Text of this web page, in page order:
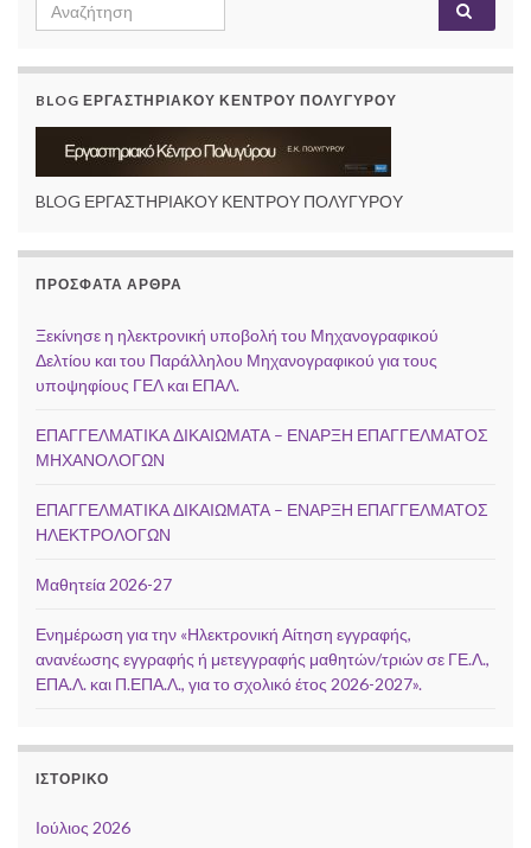
for:
BLOG ΕΡΓΑΣΤΗΡΙΑΚΟΥ ΚΕΝΤΡΟΥ ΠΟΛΥΓΥΡΟΥ
BLOG ΕΡΓΑΣΤΗΡΙΑΚΟΥ ΚΕΝΤΡΟΥ ΠΟΛΥΓΥΡΟΥ
ΠΡΌΣΦΑΤΑ ΆΡΘΡΑ
Ξεκίνησε η ηλεκτρονική υποβολή του Μηχανογραφικού
Δελτίου και του Παράλληλου Μηχανογραφικού για τους
υποψηφίους ΓΕΛ και ΕΠΑΛ.
ΕΠΑΓΓΕΛΜΑΤΙΚΑ ΔΙΚΑΙΩΜΑΤΑ – ΕΝΑΡΞΗ ΕΠΑΓΓΕΛΜΑΤΟΣ
ΜΗΧΑΝΟΛΟΓΩΝ
ΕΠΑΓΓΕΛΜΑΤΙΚΑ ΔΙΚΑΙΩΜΑΤΑ – ΕΝΑΡΞΗ ΕΠΑΓΓΕΛΜΑΤΟΣ
ΗΛΕΚΤΡΟΛΟΓΩΝ
Μαθητεία 2026-27
Ενημέρωση για την «Ηλεκτρονική Αίτηση εγγραφής,
ανανέωσης εγγραφής ή μετεγγραφής μαθητών/τριών σε ΓΕ.Λ.,
ΕΠΑ.Λ. και Π.ΕΠΑ.Λ., για το σχολικό έτος 2026-2027».
ΙΣΤΟΡΙΚΌ
Ιούλιος 2026